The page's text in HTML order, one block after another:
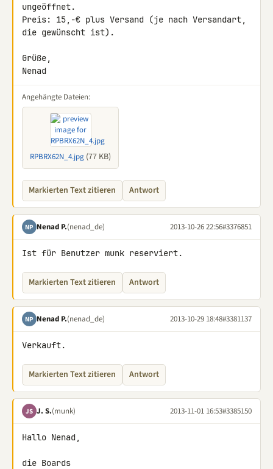
ungeöffnet.
Preis: 15,-€ plus Versand (je nach Versandart,
die gewünscht ist).
Grüße,
Nenad
Angehängte Dateien:
RPBRX62N_4.jpg (77 KB)
Markierten Text zitieren Antwort
NP Nenad P.(nenad_de) 2013-10-26 22:56#3376851
Ist für Benutzer munk reserviert.
Markierten Text zitieren Antwort
NP Nenad P.(nenad_de) 2013-10-29 18:48#3381137
Verkauft.
Markierten Text zitieren Antwort
JS J. S.(munk) 2013-11-01 16:53#3385150
Hallo Nenad,
die Boards